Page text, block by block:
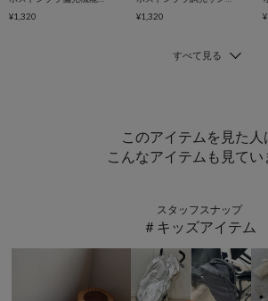
¥1,320
¥1,320
このアイテムを見た人
こんなアイテムも見てい
スタッフスナップ
＃キッズアイテム